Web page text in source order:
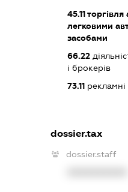
45.11торгівля
легковими
засобами
66.22
і брокерів
73.11рекламні
dossier.tax
dossier.staff